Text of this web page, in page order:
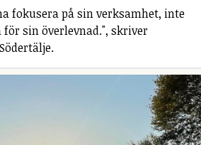
fokusera på sin verksamhet, inte
sin överlevnad.", skriver